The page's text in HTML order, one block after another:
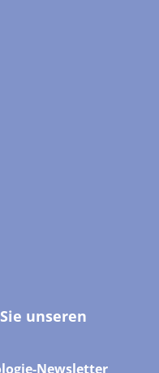
unseren
Newsletter